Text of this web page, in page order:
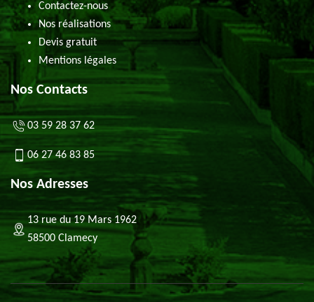
Contactez-nous
Nos réalisations
Devis gratuit
Mentions légales
Nos Contacts
03 59 28 37 62
06 27 46 83 85
Nos Adresses
13 rue du 19 Mars 1962
58500 Clamecy